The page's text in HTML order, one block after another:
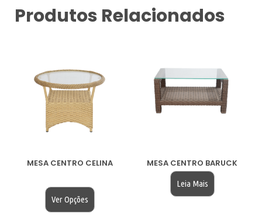
Produtos Relacionados
MESA CENTRO CELINA
Ver Opções
MESA CENTRO BARUCK
Leia Mais